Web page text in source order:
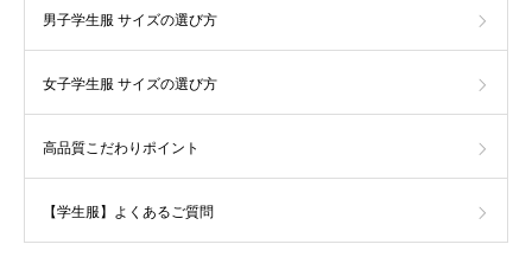
男子学生服 サイズの選び方
女子学生服 サイズの選び方
高品質こだわりポイント
【学生服】よくあるご質問